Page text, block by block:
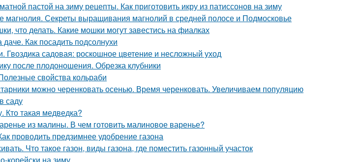
пастой на зиму рецепты. Как приготовить икру из патиссонов на зиму
магнолия. Секреты выращивания магнолий в средней полосе и Подмосковье
что делать. Какие мошки могут завестись на фиалках
Как посадить подсолнухи
Гвоздика садовая: роскошное цветение и несложный уход
после плодоношения. Обрезка клубники
свойства кольраби
можно черенковать осенью. Время черенковать. Увеличиваем популяцию
саду
Кто такая медведка?
из малины. В чем готовить малиновое варенье?
проводить предзимнее удобрение газона
Что такое газон, виды газона, где поместить газонный участок